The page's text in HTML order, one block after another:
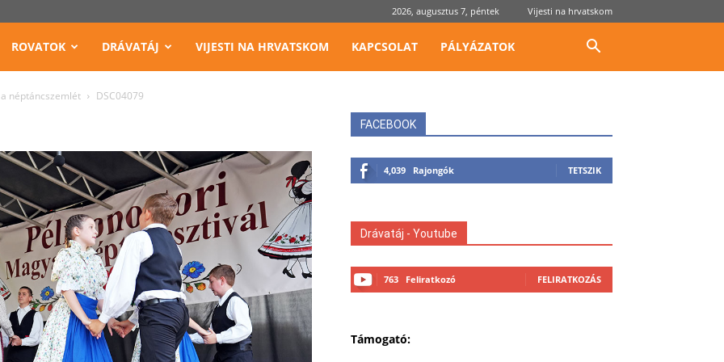
2026, augusztus 7, péntek Vijesti na hrvatskom
ROVATOK DRÁVATÁJ VIJESTI NA HRVATSKOM KAPCSOLAT PÁLYÁZATOK
néptáncszemlét DSC04079
FACEBOOK
4,039 Rajongók TETSZIK
Drávatáj - Youtube
763 Feliratkozó FELIRATKOZÁS
Támogató: